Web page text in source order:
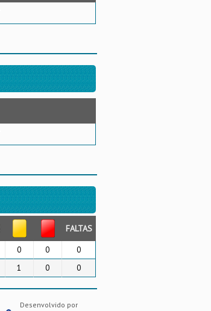
FALTAS
0 0
0
1 0 0
Desenvolvido por